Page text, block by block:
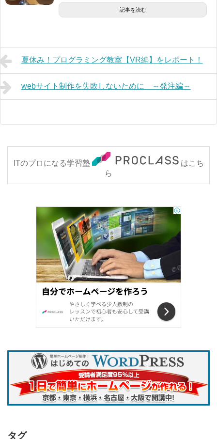
記事を読む
夏休み！プログラミング教室【VR編】をレポート！
webサイト制作を失敗しないために ～発注編～
ITのプロになる学習塾
はこち
ら
タグ